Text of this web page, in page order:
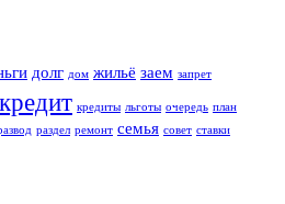
долг дом жильё заем запрет
кредит кредиты льготы очередь план
раздел ремонт семья совет ставки